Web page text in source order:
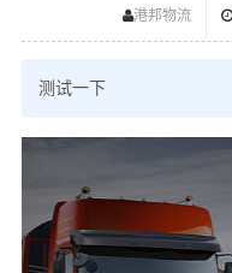
港邦物流
测试一下